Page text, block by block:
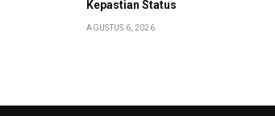
Kepastian Status
AGUSTUS 6, 2026